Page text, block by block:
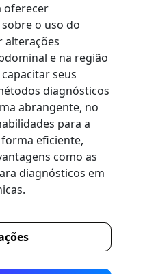
oferecer
o uso do
alterações
e na região
seus
diagnósticos
abrangente, no
para a
eficiente,
como as
diagnósticos em